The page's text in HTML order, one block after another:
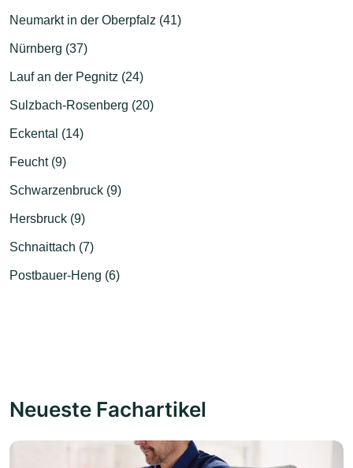
Neumarkt in der Oberpfalz (41)
Nürnberg (37)
Lauf an der Pegnitz (24)
Sulzbach-Rosenberg (20)
Eckental (14)
Feucht (9)
Schwarzenbruck (9)
Hersbruck (9)
Schnaittach (7)
Postbauer-Heng (6)
Neueste Fachartikel